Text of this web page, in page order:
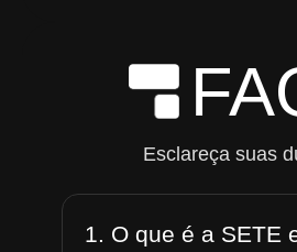
Esclareça suas
1. O que é a SETE